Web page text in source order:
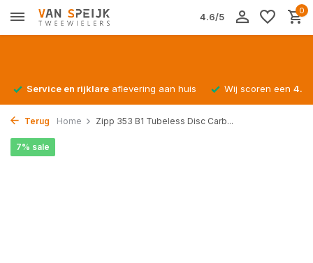
4.6/5
0
Service en rijklare aflevering aan huis Wij scoren een
Terug Home Zipp 353 B1 Tubeless Disc Carb...
7% sale